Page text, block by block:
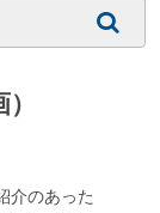
介のあった